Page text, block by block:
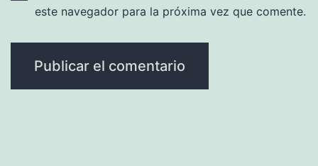
este navegador para la próxima vez que comente.